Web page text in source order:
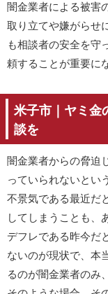
闇金業者による被害
取り立てや嫌がらせ
も相談者の安全を守
頼することが重要に
米子市｜ヤミ金
談を
闇金業者からの脅迫
っていられないとい
不景気である最近だ
してしまうことも、
デフレである昨今だ
ないのが現状で、本
るのが闇金業者のみ